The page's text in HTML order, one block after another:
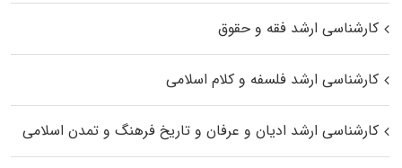
کارشناسی ارشد فقه و حقوق
کارشناسی ارشد فلسفه و کلام اسلامی
کارشناسی ارشد ادیان و عرفان و تاریخ فرهنگ و تمدن اسلامی